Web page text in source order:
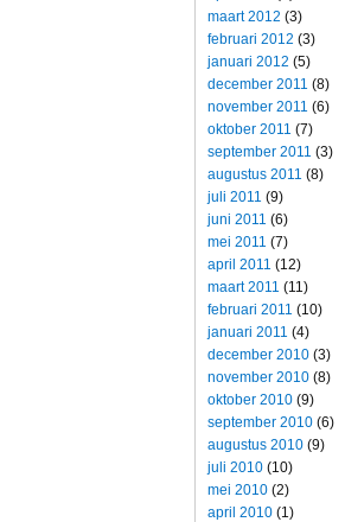
maart 2012 (3)
februari 2012 (3)
januari 2012 (5)
december 2011 (8)
november 2011 (6)
oktober 2011 (7)
september 2011 (3)
augustus 2011 (8)
juli 2011 (9)
juni 2011 (6)
mei 2011 (7)
april 2011 (12)
maart 2011 (11)
februari 2011 (10)
januari 2011 (4)
december 2010 (3)
november 2010 (8)
oktober 2010 (9)
september 2010 (6)
augustus 2010 (9)
juli 2010 (10)
mei 2010 (2)
april 2010 (1)